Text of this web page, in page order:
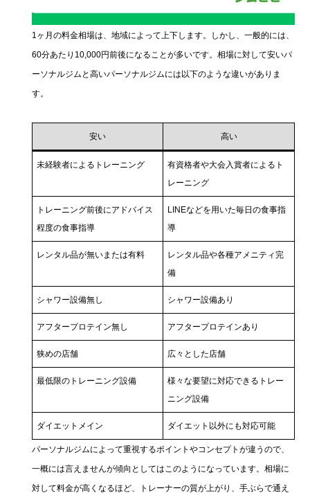
1ヶ月の料金相場は、地域によって上下します。しかし、一般的には、
60分あたり10,000円前後になることが多いです。相場に対して安いパ
ーソナルジムと高いパーソナルジムには以下のような違いがありま
す。
安い 高い
未経験者によるトレーニング
有資格者や大会入賞者によるト
レーニング
トレーニング前後にアドバイス
程度の食事指導
LINEなどを用いた毎日の食事指
導
レンタル品が無いまたは有料
レンタル品や各種アメニティ完
備
シャワー設備無し シャワー設備あり
アフタープロテイン無し アフタープロテインあり
狭めの店舗 広々とした店舗
最低限のトレーニング設備
様々な要望に対応できるトレー
ニング設備
ダイエットメイン ダイエット以外にも対応可能
パーソナルジムによって重視するポイントやコンセプトが違うので、
一概には言えませんが傾向としてはこのようになっています。相場に
対して料金が高くなるほど、トレーナーの質が上がり、手ぶらで通え